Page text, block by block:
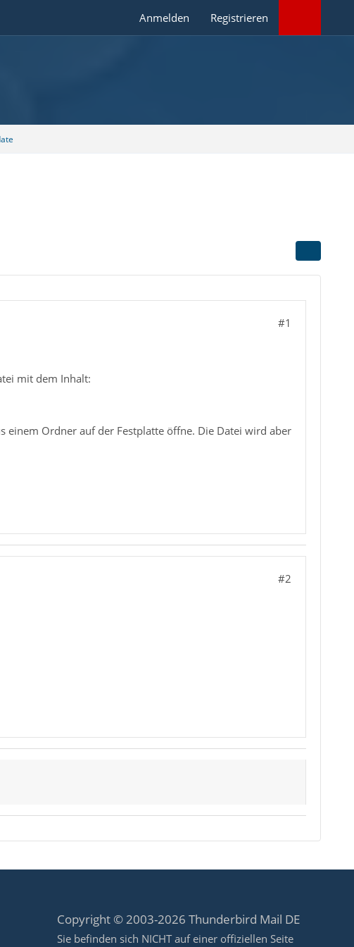
Anmelden Registrieren
#1
mit dem Inhalt:
einem Ordner auf der Festplatte öffne. Die Datei wird aber
#2
Copyright © 2003-2026 Thunderbird Mail DE
Sie befinden sich NICHT auf einer offiziellen Seite